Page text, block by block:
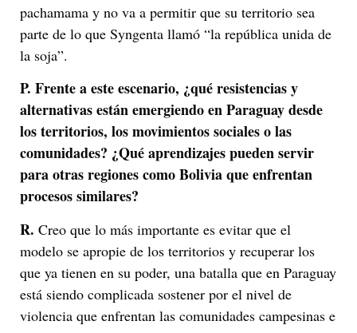
pachamama y no va a permitir que su territorio sea
parte de lo que Syngenta llamó “la república unida de
la soja”.
P. Frente a este escenario, ¿qué resistencias y
alternativas están emergiendo en Paraguay desde
los territorios, los movimientos sociales o las
comunidades? ¿Qué aprendizajes pueden servir
para otras regiones como Bolivia que enfrentan
procesos similares?
R. Creo que lo más importante es evitar que el
modelo se apropie de los territorios y recuperar los
que ya tienen en su poder, una batalla que en Paraguay
está siendo complicada sostener por el nivel de
violencia que enfrentan las comunidades campesinas e